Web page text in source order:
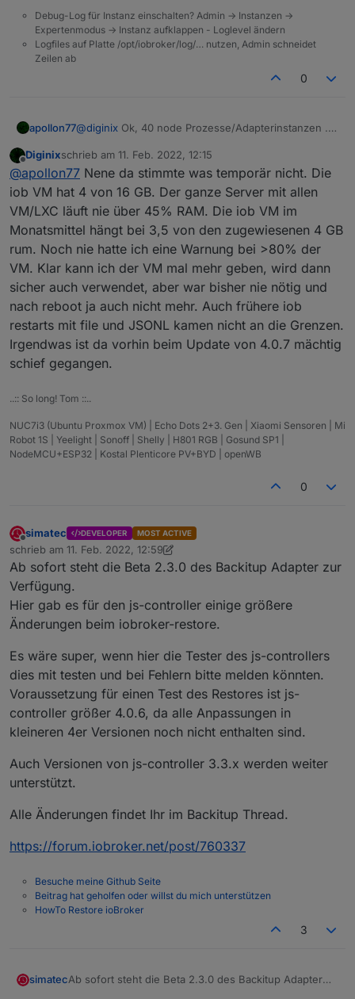
Debug-Log für Instanz einschalten? Admin -> Instanzen ->
Expertenmodus -> Instanz aufklappen - Loglevel ändern
Logfiles auf Platte /opt/iobroker/log/… nutzen, Admin schneidet
Zeilen ab
0
apollon77@diginix Ok, 40 node Prozesse/Adapterinstanzen ..
GB knapp :-)
@AlCalzoneschaut mal ob wir noch was bezüglich
der Datenbank Initialisierung optimieren können
Offline
Diginixschrieb am 11. Feb. 2022, 12:15
zuletzt editiert von
@apollon77 Nene da stimmte was temporär nicht. Die
iob VM hat 4 von 16 GB. Der ganze Server mit allen
VM/LXC läuft nie über 45% RAM. Die iob VM im
Monatsmittel hängt bei 3,5 von den zugewiesenen 4 GB
rum. Noch nie hatte ich eine Warnung bei >80% der
VM. Klar kann ich der VM mal mehr geben, wird dann
sicher auch verwendet, aber war bisher nie nötig und
nach reboot ja auch nicht mehr. Auch frühere iob
restarts mit file und JSONL kamen nicht an die Grenzen.
Irgendwas ist da vorhin beim Update von 4.0.7 mächtig
schief gegangen.
..:: So long! Tom ::..
NUC7i3 (Ubuntu Proxmox VM) | Echo Dots 2+3. Gen | Xiaomi Sensoren | Mi
Robot 1S | Yeelight | Sonoff | Shelly | H801 RGB | Gosund SP1 |
NodeMCU+ESP32 | Kostal Plenticore PV+BYD | openWB
0
Offline
simatec DEVELOPER MOST ACTIVE
schrieb am 11. Feb. 2022, 12:59
zuletzt editiert von simatec2. Nov. 2022, 14:03
Ab sofort steht die Beta 2.3.0 des Backitup Adapter zur
Verfügung.
Hier gab es für den js-controller einige größere
Änderungen beim iobroker-restore.
Es wäre super, wenn hier die Tester des js-controllers
dies mit testen und bei Fehlern bitte melden könnten.
Voraussetzung für einen Test des Restores ist js-
controller größer 4.0.6, da alle Anpassungen in
kleineren 4er Versionen noch nicht enthalten sind.
Auch Versionen von js-controller 3.3.x werden weiter
unterstützt.
Alle Änderungen findet Ihr im Backitup Thread.
https://forum.iobroker.net/post/760337
Besuche meine Github Seite
Beitrag hat geholfen oder willst du mich unterstützen
HowTo Restore ioBroker
3
simatecAb sofort steht die Beta 2.3.0 des Backitup Adapter